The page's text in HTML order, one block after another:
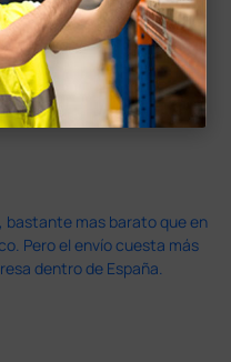
poco caro los portes y el
bastante mas barato que en
Pero el envío cuesta más
dentro de España.